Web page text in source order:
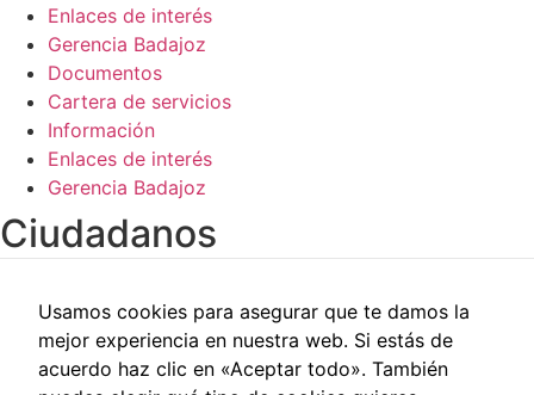
Enlaces de interés
Gerencia Badajoz
Documentos
Cartera de servicios
Información
Enlaces de interés
Gerencia Badajoz
Ciudadanos​
Centros de salud
Trabajo social
Reclamaciones
Usamos cookies para asegurar que te damos la
mejor experiencia en nuestra web. Si estás de
acuerdo haz clic en «Aceptar todo». También